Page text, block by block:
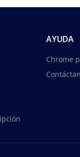
AYUDA
Chrome